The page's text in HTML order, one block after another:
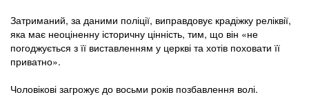
Затриманий, за даними поліції, виправдовує крадіжку реліквії,
яка має неоціненну історичну цінність, тим, що він «не
погоджується з її виставленням у церкві та хотів поховати її
приватно».
Чоловікові загрожує до восьми років позбавлення волі.